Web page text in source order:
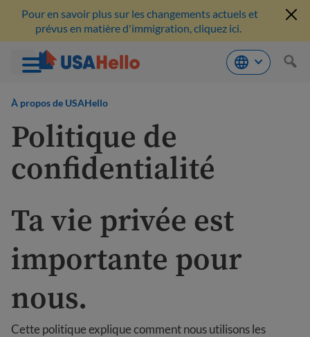
Pour en savoir plus sur les changements actuels et
prévus en matière d'immigration, cliquez ici.
À propos de USAHello
Politique de
confidentialité
Ta vie privée est
importante pour
nous.
Cette politique explique comment nous utilisons les